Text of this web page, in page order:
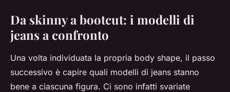
Da skinny a bootcut: i modelli di
jeans a confronto
Una volta individuata la propria body shape, il passo
successivo è capire quali modelli di jeans stanno
bene a ciascuna figura. Ci sono infatti svariate